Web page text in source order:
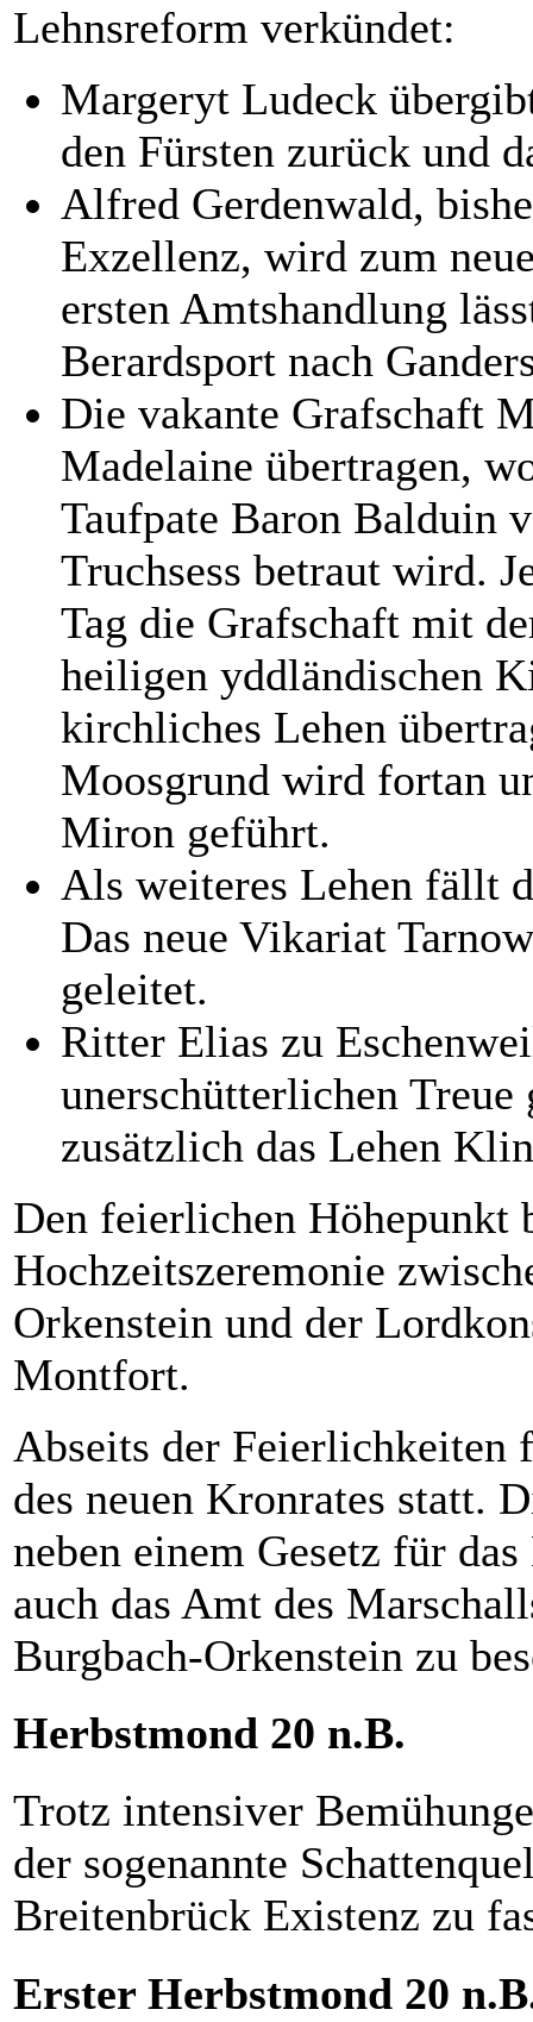
Lehnsreform verkündet:
Margeryt Ludeck
den Fürsten zurück und
Alfred Gerdenwald,
Exzellenz, wird zum
ersten Amtshandlung
Berardsport nach
Die vakante Grafschaft
Madelaine übertragen,
Taufpate Baron Balduin
Truchsess betraut wird.
Tag die Grafschaft mit
heiligen yddländischen
kirchliches Lehen
Moosgrund wird fortan
Miron geführt.
Als weiteres Lehen fällt
Das neue Vikariat
geleitet.
Ritter Elias zu
unerschütterlichen
zusätzlich das Lehen
Den feierlichen
Hochzeitszeremonie
Orkenstein und der
Montfort.
Abseits der Feierlichkeiten
des neuen Kronrates statt.
neben einem Gesetz für
auch das Amt des
Burgbach-Orkenstein zu
Herbstmond 20 n.B.
Trotz intensiver
der sogenannte
Breitenbrück Existenz zu
Erster Herbstmond 20